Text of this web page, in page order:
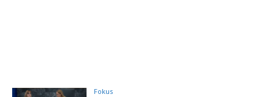
Fokus